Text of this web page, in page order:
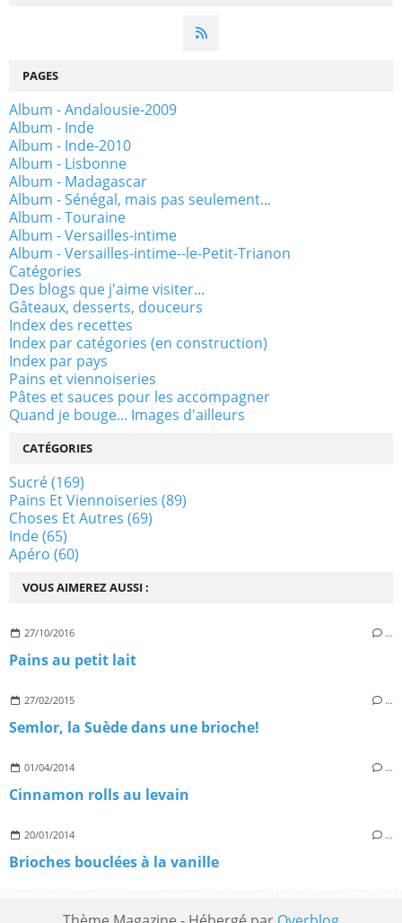
VOUS AIMEREZ AUSSI :
27/10/2016 …
Pains au petit lait
27/02/2015 …
Semlor, la Suède dans une brioche!
01/04/2014 …
Cinnamon rolls au levain
20/01/2014 …
Brioches bouclées à la vanille
PAGES
Album - Andalousie-2009
Album - Inde
Album - Inde-2010
Album - Lisbonne
Album - Madagascar
Album - Sénégal, mais pas seulement...
Album - Touraine
Album - Versailles-intime
Album - Versailles-intime--le-Petit-Trianon
Catégories
Des blogs que j'aime visiter...
Gâteaux, desserts, douceurs
Index des recettes
Index par catégories (en construction)
Index par pays
Pains et viennoiseries
Pâtes et sauces pour les accompagner
Quand je bouge... Images d'ailleurs
CATÉGORIES
Sucré(169)
Pains Et Viennoiseries (89)
Choses Et Autres (69)
Inde(65)
Apéro (60)